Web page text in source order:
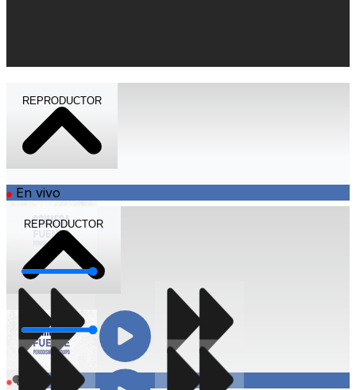
REPRODUCTOR
En vivo
Volumen
Compartir
REPRODUCTOR
En vivo
Volumen